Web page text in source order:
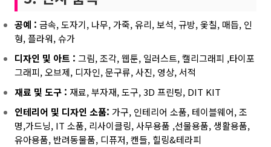
공예 : 금속, 도자기, 나무, 가죽, 유리, 보석,규방, 옻칠, 매듭, 인
형, 플라워, 슈가
디자인 및 아트 : 그림, 조각, 웹툰, 일러스트, 캘리그래피 ,타이포
그래피, 오브제, 디자인,문구류, 사진, 영상, 서적
재료 및 도구 : 재료, 부자재, 도구,3D 프린팅, DIT KIT
인테리어 및 디자인 소품: 가구, 인테리어 소품, 테이블웨어, 조
명,가드닝, IT 소품, 리사이클링, 사무용품 ,선물용품, 생활용품,
유아용품, 반려동물품, 디퓨저, 캔들, 힐링&테라피